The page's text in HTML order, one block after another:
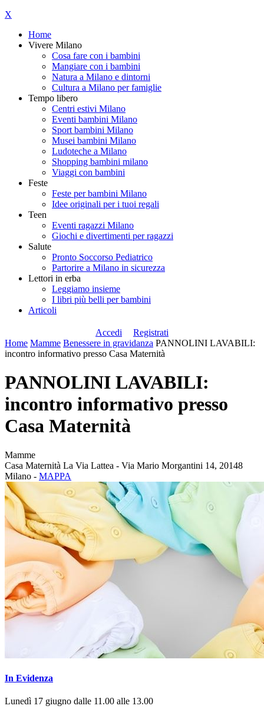
X
Home
Vivere Milano
Cosa fare con i bambini
Mangiare con i bambini
Natura a Milano e dintorni
Cultura a Milano per famiglie
Tempo libero
Centri estivi Milano
Eventi bambini Milano
Sport bambini Milano
Musei bambini Milano
Ludoteche a Milano
Shopping bambini milano
Viaggi con bambini
Feste
Feste per bambini Milano
Idee originali per i tuoi regali
Teen
Eventi ragazzi Milano
Giochi e divertimenti per ragazzi
Salute
Pronto Soccorso Pediatrico
Partorire a Milano in sicurezza
Lettori in erba
Leggiamo insieme
I libri più belli per bambini
Articoli
Accedi
Registrati
Home Mamme Benessere in gravidanza PANNOLINI LAVABILI:
incontro informativo presso Casa Maternità
PANNOLINI LAVABILI:
incontro informativo presso
Casa Maternità
Mamme
Casa Maternità La Via Lattea - Via Mario Morgantini 14, 20148
Milano - MAPPA
In Evidenza
Lunedì 17 giugno dalle 11.00 alle 13.00